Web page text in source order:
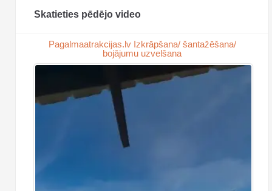
Skatieties pēdējo video
Pagalmaatrakcijas.lv Izkrāpšana/ šantažēšana/
bojājumu uzvelšana